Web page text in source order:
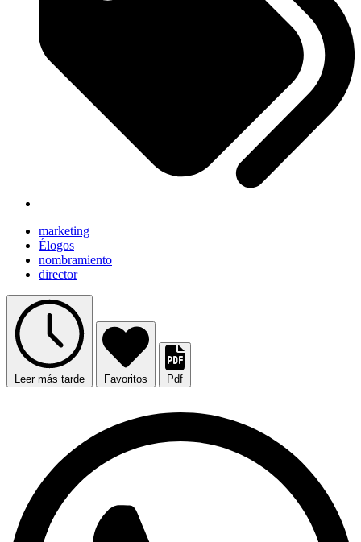
marketing
Élogos
nombramiento
director
Leer más tarde Favoritos Pdf